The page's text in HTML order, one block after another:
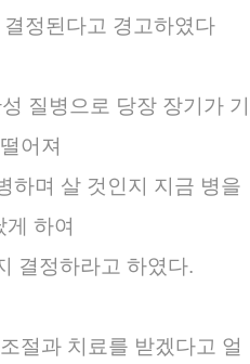
정된다고 경고하였다
질병으로 당장 장기가 기
어져
하며 살 것인지 지금 병을
게 하여
결정하라고 하였다.
절과 치료를 받겠다고 얼